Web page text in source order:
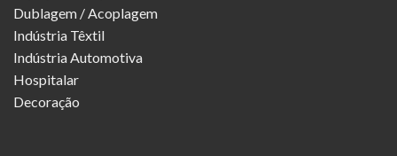
Dublagem / Acoplagem
Indústria Têxtil
Indústria Automotiva
Hospitalar
Decoração